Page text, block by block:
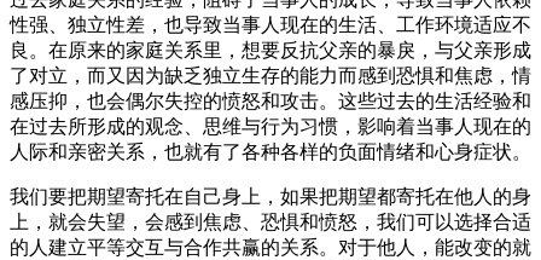
性强、独立性差，也导致当事人现在的生活、工作环境适应不
良。在原来的家庭关系里，想要反抗父亲的暴戾，与父亲形成
了对立，而又因为缺乏独立生存的能力而感到恐惧和焦虑，情
感压抑，也会偶尔失控的愤怒和攻击。这些过去的生活经验和
在过去所形成的观念、思维与行为习惯，影响着当事人现在的
人际和亲密关系，也就有了各种各样的负面情绪和心身症状。
我们要把期望寄托在自己身上，如果把期望都寄托在他人的身
上，就会失望，会感到焦虑、恐惧和愤怒，我们可以选择合适
的人建立平等交互与合作共赢的关系。对于他人，能改变的就